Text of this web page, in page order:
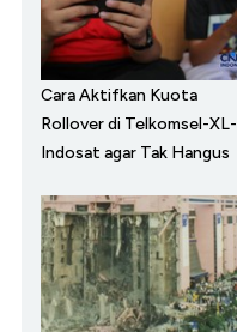
Cara Aktifkan Kuota
Rollover di Telkomsel-XL-
Indosat agar Tak Hangus